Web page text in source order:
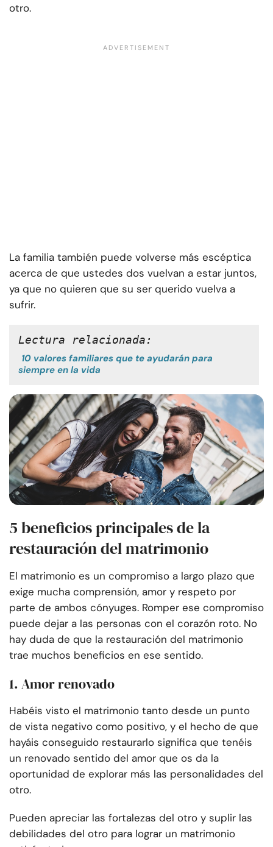
otro.
La familia también puede volverse más escéptica
acerca de que ustedes dos vuelvan a estar juntos,
ya que no quieren que su ser querido vuelva a
sufrir.
Lectura relacionada:
10 valores familiares que te ayudarán para
siempre en la vida
5 beneficios principales de la
restauración del matrimonio
El matrimonio es un compromiso a largo plazo que
exige mucha comprensión, amor y respeto por
parte de ambos cónyuges. Romper ese compromiso
puede dejar a las personas con el corazón roto. No
hay duda de que la restauración del matrimonio
trae muchos beneficios en ese sentido.
1. Amor renovado
Habéis visto el matrimonio tanto desde un punto
de vista negativo como positivo, y el hecho de que
hayáis conseguido restaurarlo significa que tenéis
un renovado sentido del amor que os da la
oportunidad de explorar más las personalidades del
otro.
Pueden apreciar las fortalezas del otro y suplir las
debilidades del otro para lograr un matrimonio